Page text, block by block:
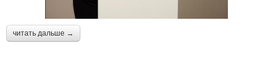
читать дальше →